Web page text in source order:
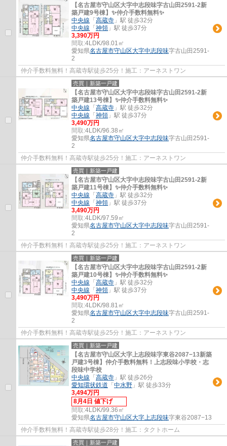
【名古屋市守山区大字中志段味字古山田2591-2新
築戸建9号棟】✨️仲介手数料無料✨️
中央線 「 高蔵寺 」駅 徒歩32分
中央線 「 神領 」駅 徒歩37分
3,390万円
間取:4LDK/98.01㎡
愛知県名古屋市守山区大字中志段味字古山田2591-
2
仲介手数料無料！高蔵寺駅徒歩25分！施工：アーネストワン
売買｜新築一戸建
【名古屋市守山区大字中志段味字古山田2591-2新
築戸建13号棟】✨️仲介手数料無料✨️
中央線 「 高蔵寺 」駅 徒歩32分
中央線 「 神領 」駅 徒歩37分
3,490万円
間取:4LDK/96.38㎡
愛知県名古屋市守山区大字中志段味字古山田2591-
2
仲介手数料無料！高蔵寺駅徒歩25分！施工：アーネストワン
売買｜新築一戸建
【名古屋市守山区大字中志段味字古山田2591-2新
築戸建11号棟】✨️仲介手数料無料✨️
中央線 「 高蔵寺 」駅 徒歩32分
中央線 「 神領 」駅 徒歩37分
3,490万円
間取:4LDK/97.59㎡
愛知県名古屋市守山区大字中志段味字古山田2591-
2
仲介手数料無料！高蔵寺駅徒歩25分！施工：アーネストワン
売買｜新築一戸建
【名古屋市守山区大字中志段味字古山田2591-2新
築戸建10号棟】✨️仲介手数料無料✨️
中央線 「 高蔵寺 」駅 徒歩32分
中央線 「 神領 」駅 徒歩37分
3,490万円
間取:4LDK/98.81㎡
愛知県名古屋市守山区大字中志段味字古山田2591-
2
仲介手数料無料！高蔵寺駅徒歩25分！施工：アーネストワン
売買｜新築一戸建
【名古屋市守山区大字上志段味字東谷2087−13新築
戸建3号棟】仲介手数料無料！上志段味小学校・志
段味中学校
中央線 「 高蔵寺 」駅 徒歩26分
愛知環状鉄道 「 中水野 」駅 徒歩33分
3,494万円
8月4日 値下げ
間取:4LDK/99.36㎡
愛知県名古屋市守山区大字上志段味字東谷2087−13
仲介手数料無料！高蔵寺駅徒歩28分！施工：タクトホーム
売買｜新築一戸建